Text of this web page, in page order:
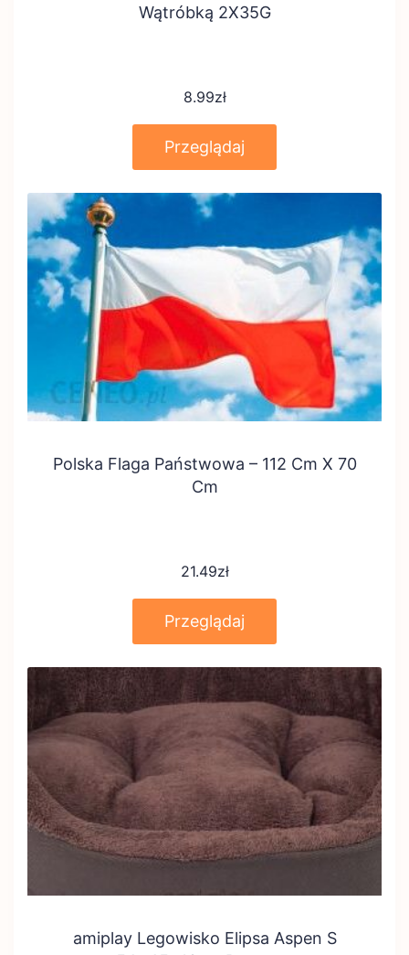
Wątróbką 2X35G
8.99zł
Przeglądaj
Polska Flaga Państwowa – 112 Cm X 70
Cm
21.49zł
Przeglądaj
amiplay Legowisko Elipsa Aspen S